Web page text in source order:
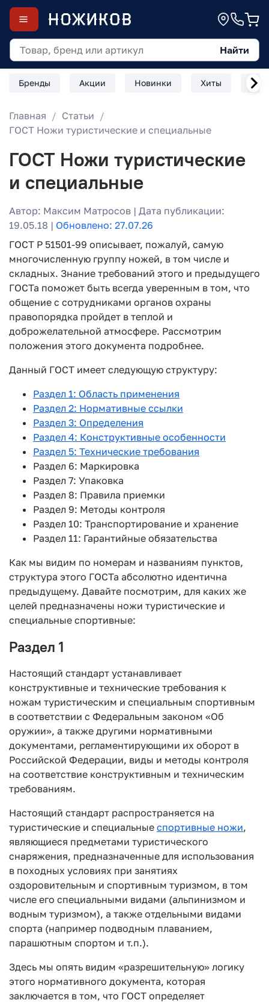
Найти
Бренды Акции Новинки Хиты
Главная
Статьи
ГОСТ Ножи туристические и специальные
ГОСТ Ножи туристические
и специальные
Автор: Максим Матросов | Дата публикации:
19.05.18 | Обновлено: 27.07.26
ГОСТ Р 51501-99 описывает, пожалуй, самую
многочисленную группу ножей, в том числе и
складных. Знание требований этого и предыдущего
ГОСТа поможет быть всегда уверенным в том, что
общение с сотрудниками органов охраны
правопорядка пройдет в теплой и
доброжелательной атмосфере. Рассмотрим
положения этого документа подробнее.
Данный ГОСТ имеет следующую структуру:
Раздел 1: Область применения
Раздел 2: Нормативные ссылки
Раздел 3: Определения
Раздел 4: Конструктивные особенности
Раздел 5: Технические требования
Раздел 6: Маркировка
Раздел 7: Упаковка
Раздел 8: Правила приемки
Раздел 9: Методы контроля
Раздел 10: Транспортирование и хранение
Раздел 11: Гарантийные обязательства
Как мы видим по номерам и названиям пунктов,
структура этого ГОСТа абсолютно идентична
предыдущему. Давайте посмотрим, для каких же
целей предназначены ножи туристические и
специальные спортивные:
Раздел 1
Настоящий стандарт устанавливает
конструктивные и технические требования к
ножам туристическим и специальным спортивным
в соответствии с Федеральным законом «Об
оружии», а также другими нормативными
документами, регламентирующими их оборот в
Российской Федерации, виды и методы контроля
на соответствие конструктивным и техническим
требованиям.
Настоящий стандарт распространяется на
туристические и специальные спортивные ножи,
являющиеся предметами туристического
снаряжения, предназначенные для использования
в походных условиях при занятиях
оздоровительным и спортивным туризмом, в том
числе его специальными видами (альпинизмом и
водным туризмом), а также отдельными видами
спорта (например подводным плаванием,
парашютным спортом и т.п.).
Здесь мы опять видим «разрешительную» логику
этого нормативного документа, которая
заключается в том, что ГОСТ определяет